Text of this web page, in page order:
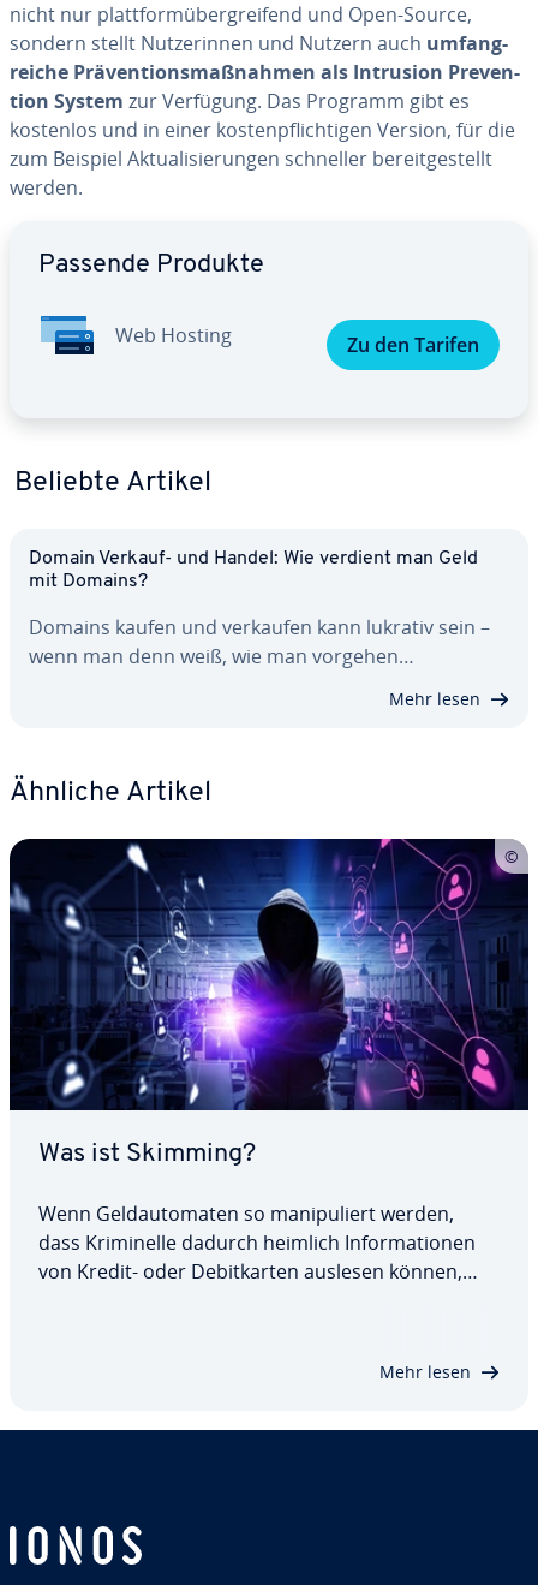
nicht nur platt­form­über­grei­fend und Open-Source,
sondern stellt Nut­ze­rin­nen und Nutzern auch um­fang­
rei­che Prä­ven­ti­ons­maß­nah­men als Intrusion Pre­ven­
ti­on System zur Verfügung. Das Programm gibt es
kostenlos und in einer kos­ten­pflich­ti­gen Version, für die
zum Beispiel Ak­tua­li­sie­run­gen schneller be­reit­ge­stellt
werden.
Passende Produkte
Web Hosting Zu den Tarifen
Beliebte Artikel
Domain Verkauf- und Handel: Wie verdient man Geld
mit Domains?
Domains kaufen und verkaufen kann lukrativ sein –
wenn man denn weiß, wie man vorgehen…
Mehr lesen
Ähnliche Artikel
Was ist Skimming?
Wenn Geld­au­to­ma­ten so ma­ni­pu­liert werden,
dass Kri­mi­nel­le dadurch heimlich In­for­ma­tio­nen
von Kredit- oder De­bit­kar­ten auslesen können,
Mehr lesen